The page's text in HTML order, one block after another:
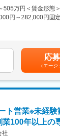
・科学の知識も身に
アパスは無限であ
として現場のマネ
ビス体制の仕組み作
る業務
品はストーマ（人工
の看護師様へ営業活
ストーマ分野にて
従事者向け商品説
案内する等、医療機
識を習得、先輩の
引先の医療メーカー
付けていくことがで
505万円＜賃金形態
円～282,000円固
り1,600円～※昨年実
＋決算賞与（業績に
であり、選考を通じ
固定手当を含めた表
応
（エー
ト営業※未経
100年以上の
社